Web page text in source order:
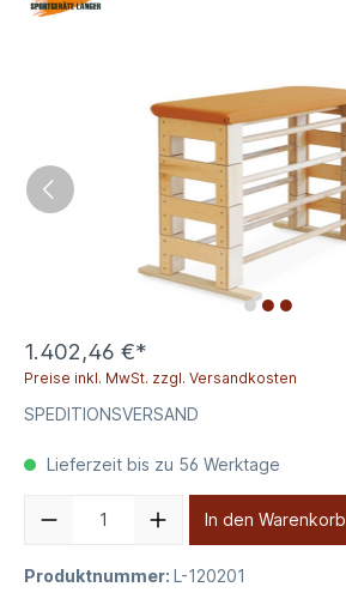
1.402,46 €*
Preise inkl. MwSt. zzgl. Versandkosten
SPEDITIONSVERSAND
Lieferzeit bis zu 56 Werktage
In den Warenkorb
Produktnummer: L-120201